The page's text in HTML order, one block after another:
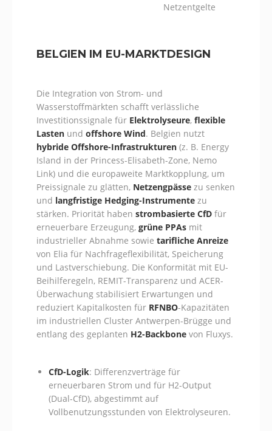
Netzentgelte
BELGIEN IM EU-MARKTDESIGN
Die Integration von Strom- und
Wasserstoffmärkten schafft verlässliche
Investitionssignale für Elektrolyseure, flexible
Lasten und offshore Wind. Belgien nutzt
hybride Offshore-Infrastrukturen (z. B. Energy
Island in der Princess-Elisabeth-Zone, Nemo
Link) und die europaweite Marktkopplung, um
Preissignale zu glätten, Netzengpässe zu senken
und langfristige Hedging-Instrumente zu
stärken. Priorität haben strombasierte CfD für
erneuerbare Erzeugung, grüne PPAs mit
industrieller Abnahme sowie tarifliche Anreize
von Elia für Nachfrageflexibilität, Speicherung
und Lastverschiebung. Die Konformität mit EU-
Beihilferegeln, REMIT-Transparenz und ACER-
Überwachung stabilisiert Erwartungen und
reduziert Kapitalkosten für RFNBO-Kapazitäten
im industriellen Cluster Antwerpen-Brügge und
entlang des geplanten H2-Backbone von Fluxys.
CfD-Logik: Differenzverträge für
erneuerbaren Strom und für H2-Output
(Dual-CfD), abgestimmt auf
Vollbenutzungsstunden von Elektrolyseuren.